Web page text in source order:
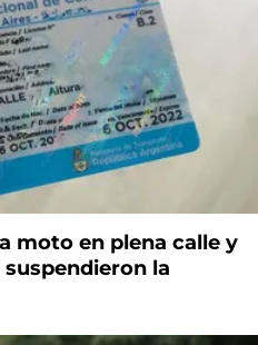
moto en plena calle y
suspendieron la